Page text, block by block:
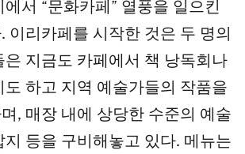
서 “문화카페” 열풍을 일으킨
이리카페를 시작한 것은 두 명의
은 지금도 카페에서 책 낭독회나
도 하고 지역 예술가들의 작품을
, 매장 내에 상당한 수준의 예술
지 등을 구비해놓고 있다. 메뉴는